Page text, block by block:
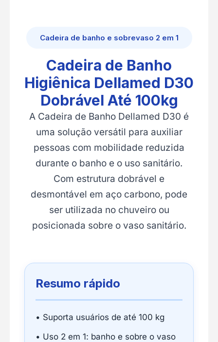
Cadeira de banho e sobrevaso 2 em 1
Cadeira de Banho
Higiênica Dellamed D30
Dobrável Até 100kg
A Cadeira de Banho Dellamed D30 é
uma solução versátil para auxiliar
pessoas com mobilidade reduzida
durante o banho e o uso sanitário.
Com estrutura dobrável e
desmontável em aço carbono, pode
ser utilizada no chuveiro ou
posicionada sobre o vaso sanitário.
Resumo rápido
• Suporta usuários de até 100 kg
• Uso 2 em 1: banho e sobre o vaso